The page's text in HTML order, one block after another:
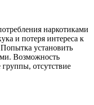
наркотиками
и потеря интереса к
установить
Возможность
отсутствие